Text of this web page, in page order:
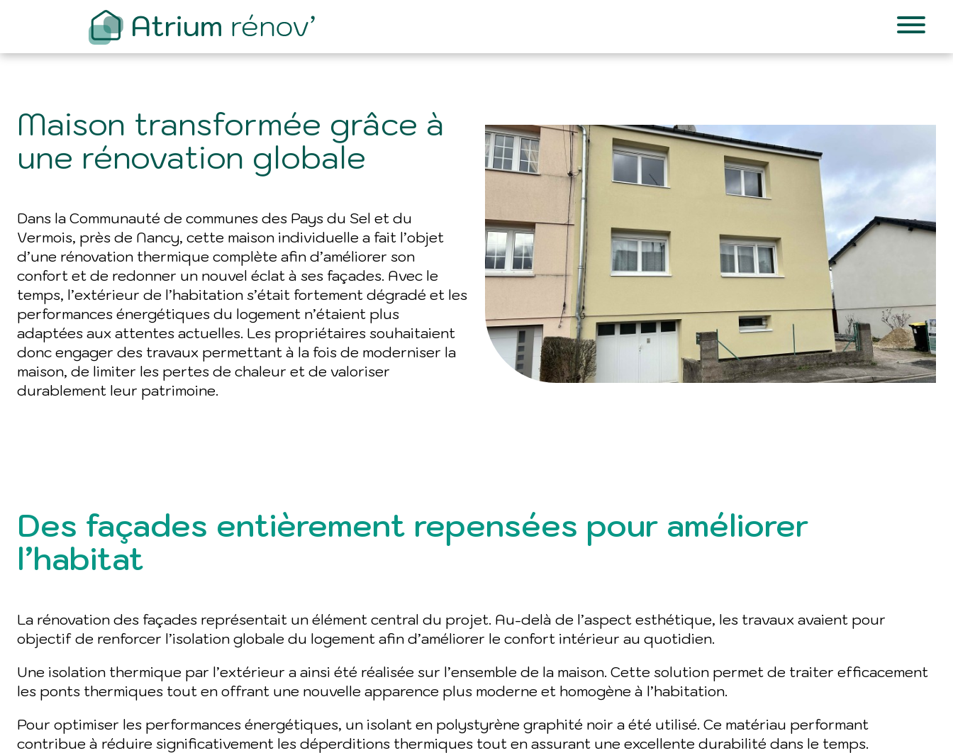
Maison transformée grâce à
une rénovation globale
Dans la Communauté de communes des Pays du Sel et du
Vermois, près de Nancy, cette maison individuelle a fait l’objet
d’une rénovation thermique complète afin d’améliorer son
confort et de redonner un nouvel éclat à ses façades. Avec le
temps, l’extérieur de l’habitation s’était fortement dégradé et les
performances énergétiques du logement n’étaient plus
adaptées aux attentes actuelles. Les propriétaires souhaitaient
donc engager des travaux permettant à la fois de moderniser la
maison, de limiter les pertes de chaleur et de valoriser
durablement leur patrimoine.
Des façades entièrement repensées pour améliorer
l’habitat
La rénovation des façades représentait un élément central du projet. Au-delà de l’aspect esthétique, les travaux avaient pour
objectif de renforcer l’isolation globale du logement afin d’améliorer le confort intérieur au quotidien.
Une isolation thermique par l’extérieur a ainsi été réalisée sur l’ensemble de la maison. Cette solution permet de traiter efficacement
les ponts thermiques tout en offrant une nouvelle apparence plus moderne et homogène à l’habitation.
Pour optimiser les performances énergétiques, un isolant en polystyrène graphité noir a été utilisé. Ce matériau performant
contribue à réduire significativement les déperditions thermiques tout en assurant une excellente durabilité dans le temps.